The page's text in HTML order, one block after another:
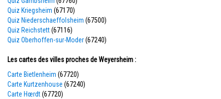
Quiz Kriegsheim (67170)
Quiz Niederschaeffolsheim (67500)
Quiz Reichstett(67116)
Quiz Oberhoffen-sur-Moder(67240)
Les cartes des villes proches de Weyersheim :
Carte Bietlenheim (67720)
Carte Kurtzenhouse (67240)
Carte Hœrdt(67720)